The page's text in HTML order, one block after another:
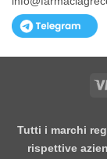
Tutti i marchi
rispettive